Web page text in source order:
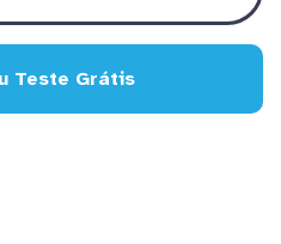
Teste Grátis